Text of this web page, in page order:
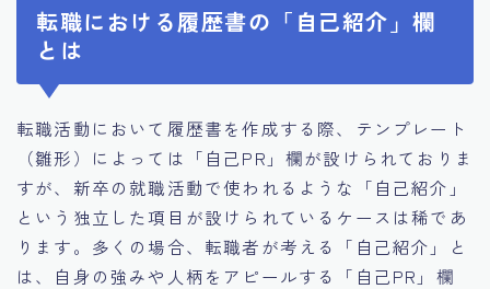
転職における履歴書の「自己紹介」欄
とは
転職活動において履歴書を作成する際、テンプレート
（雛形）によっては「自己PR」欄が設けられておりま
すが、新卒の就職活動で使われるような「自己紹介」
という独立した項目が設けられているケースは稀であ
ります。多くの場合、転職者が考える「自己紹介」と
は、自身の強みや人柄をアピールする「自己PR」欄